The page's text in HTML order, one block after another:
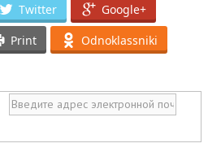
Twitter
Google+
Print Odnoklassniki